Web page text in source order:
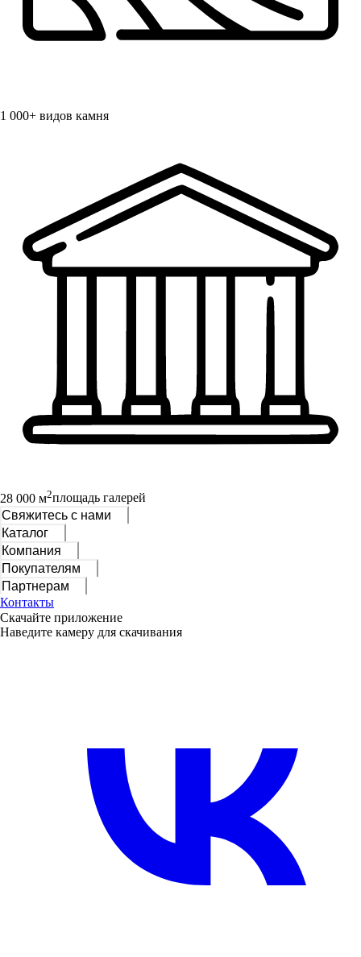
1 000+ видов камня
28 000 м2площадь галерей
Свяжитесь с нами
Каталог
Компания
Покупателям
Партнерам
Контакты
Скачайте приложение
Наведите камеру для скачивания